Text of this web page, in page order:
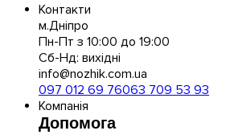
Контакти
м.Дніпро
Пн-Пт з 10:00 до 19:00
Сб-Нд: вихідні
info@nozhik.com.ua
097 012 69 76063 709 53 93
Компанія
Допомога